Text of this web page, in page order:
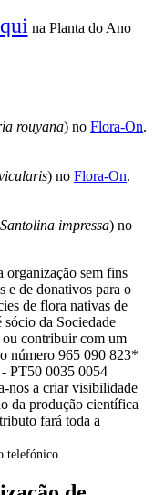
na Planta do Ano
rouyana) no Flora-On.
) no Flora-On.
Santolina impressa) no
organização sem fins
e de donativos para o
de flora nativas de
sócio da Sociedade
ou contribuir com um
número 965 090 823*
PT50 0035 0054
nos a criar visibilidade
da produção científica
fará toda a
telefónico.